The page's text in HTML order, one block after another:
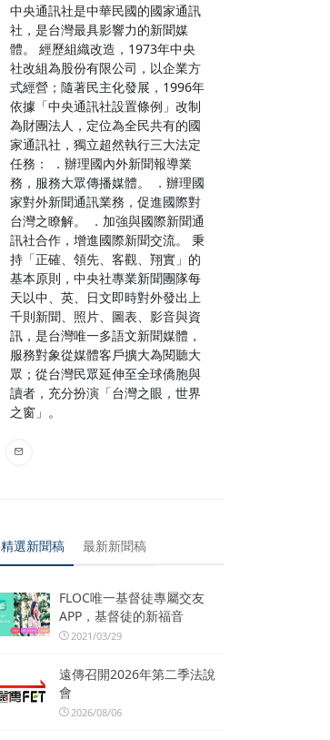
中央通訊社是中華民國的國家通訊
社，是台灣最具影響力的新聞媒
體。 經歷組織改造，1973年中央
社改組為股份有限公司，以企業方
式經營；隨著民主化發展，1996年
依據「中央通訊社設置條例」改制
為財團法人，定位為全民共有的國
家通訊社，獨立超然執行三大法定
任務： ．辦理國內外新聞報導業
務，服務大眾傳播媒體。 ．辦理國
家對外新聞通訊業務，促進國際對
台灣之瞭解。 ．加強與國際新聞通
訊社合作，增進國際新聞交流。 秉
持「正確、領先、客觀、翔實」的
基本原則，中央社專業新聞團隊每
天以中、英、日文即時對外發出上
千則新聞、照片、圖表、影音與資
訊，是台灣唯一多語文新聞媒體，
服務對象從媒體客戶擴大為閱聽大
眾；從台灣民眾延伸至全球僑胞與
讀者，充分扮演「台灣之眼，世界
之窗」。
精選新聞稿 最新新聞稿
FLOC唯一基督徒專屬交友
APP，基督徒的新福音
2021/03/29
遠傳召開2026年第二季法說
會
2026/08/06